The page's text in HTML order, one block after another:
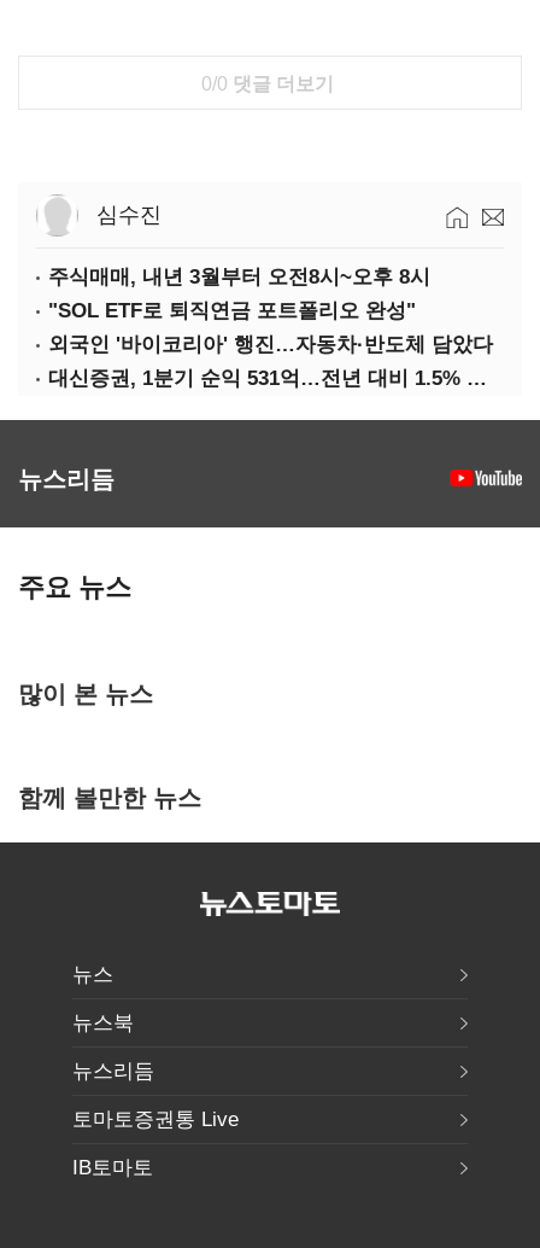
0/0 댓글 더보기
심수진
주식매매, 내년 3월부터 오전8시~오후 8시
"SOL ETF로 퇴직연금 포트폴리오 완성"
외국인 '바이코리아' 행진…자동차·반도체 담았다
대신증권, 1분기 순익 531억…전년 대비 1.5% 증가
뉴스리듬
주요 뉴스
많이 본 뉴스
함께 볼만한 뉴스
뉴스
뉴스북
뉴스리듬
토마토증권통 Live
IB토마토